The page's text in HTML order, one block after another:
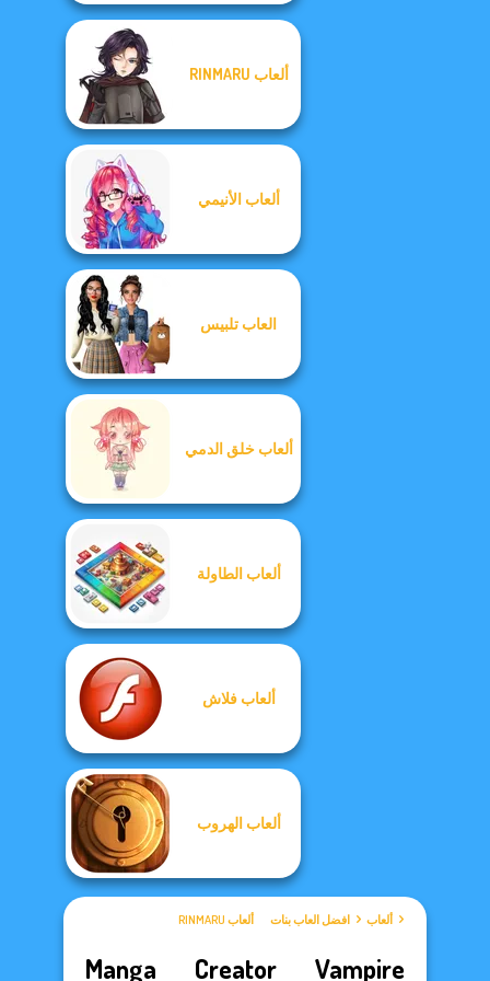
ألعاب RINMARU
ألعاب الأنيمي
العاب تلبيس
ألعاب خلق الدمي
ألعاب الطاولة
ألعاب فلاش
ألعاب الهروب
ألعاب افضل العاب بنات ألعاب RINMARU
Manga Creator Vampire